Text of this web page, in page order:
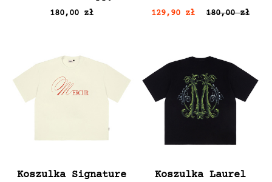
180,00 zł 129,90 zł 180,00 zł
Koszulka Signature Koszulka Laurel